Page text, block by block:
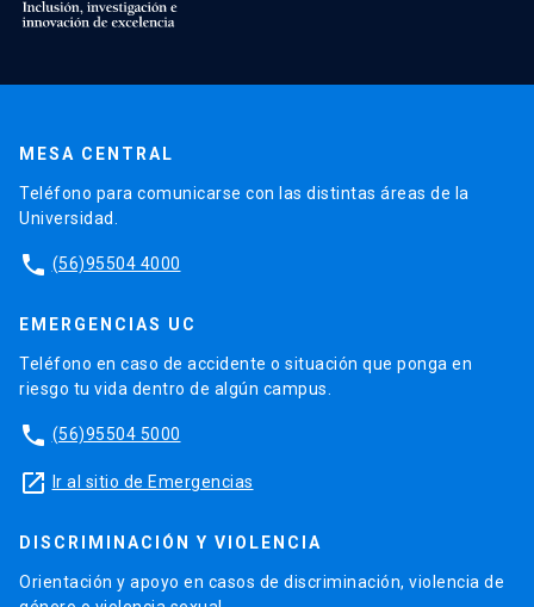
MESA CENTRAL
Teléfono para comunicarse con las distintas áreas de la
Universidad.
phone (56)95504 4000
EMERGENCIAS UC
Teléfono en caso de accidente o situación que ponga en
riesgo tu vida dentro de algún campus.
phone (56)95504 5000
launch Ir al sitio de Emergencias
DISCRIMINACIÓN Y VIOLENCIA
Orientación y apoyo en casos de discriminación, violencia de